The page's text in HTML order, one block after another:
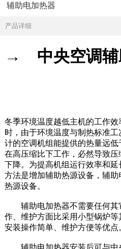
辅助电加热器
产品详细
→ 中央空调辅
冬季环境温度越低主机的工作
时，由于环境温度与制热标准
计的空调机组能提供的热量远
在高压缩比下工作，必然导致
下降。为提高机组运行效率和
方法是增加辅助热源设备，辅
热源设备。
辅助电加热器不需要任何其
作、维护方面比采用小型锅炉等
安装操作简单、维护方便等优点
辅助电加热器安装后可与中